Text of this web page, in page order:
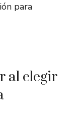
para
al elegir